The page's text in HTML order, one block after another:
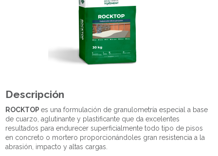
Endurecedores líquidos
Morteros de Nivelación
Especialidades en Pisos
Descripción
ROCKTOPes una formulación de granulometría especial a base
de cuarzo, aglutinante y plastificante que da excelentes
resultados para endurecer superficialmente todo tipo de pisos
en concreto o mortero proporcionándoles gran resistencia a la
abrasión, impacto y altas cargas.